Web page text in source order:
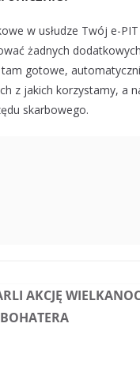
w usłudze Twój e-
żadnych
gotowe,
z jakich korzystamy, a
skarbowego.
AKCJĘ